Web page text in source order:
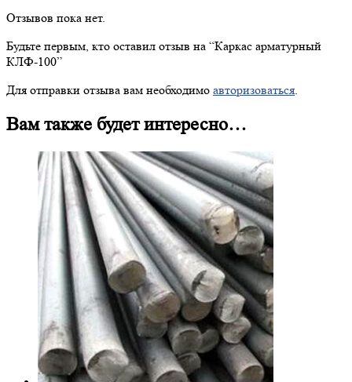
Отзывов пока нет.
Будьте первым, кто оставил отзыв на “Каркас арматурный
КЛФ-100”
Для отправки отзыва вам необходимо авторизоваться
Вам также будет интересно…